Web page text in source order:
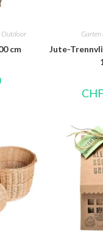
Outdoor
cm
Jute-
CHF